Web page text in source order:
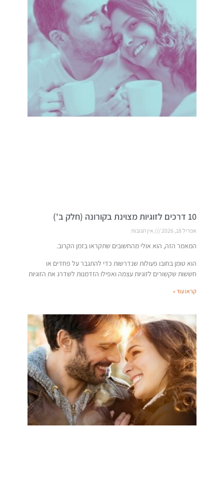
10 דרכים לזוגיות מצוינת בקורונה (חלק ב')
אפריל 18, 2026 אין תגובות
המאמר הזה, הוא אולי מהחשובים שתקראו בזמן הקרוב.
הוא טומן בחובו פעולות שנדרשות כדי להתגבר על פחדים או
חששות שקשורים לזוגיות עצמה ואפילו הזדמנות לשדרג את הזוגיות
קראו עוד »